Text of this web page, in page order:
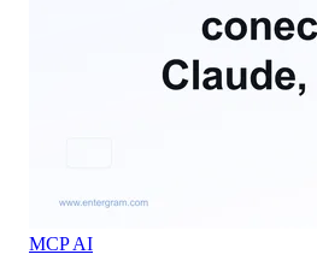
MCPAI